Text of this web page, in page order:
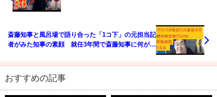
斎藤知事と風呂場で語り合った「1コ下」の元担当記
者がみた知事の素顔 就任3年間で斎藤知事に何があ
おすすめの記事